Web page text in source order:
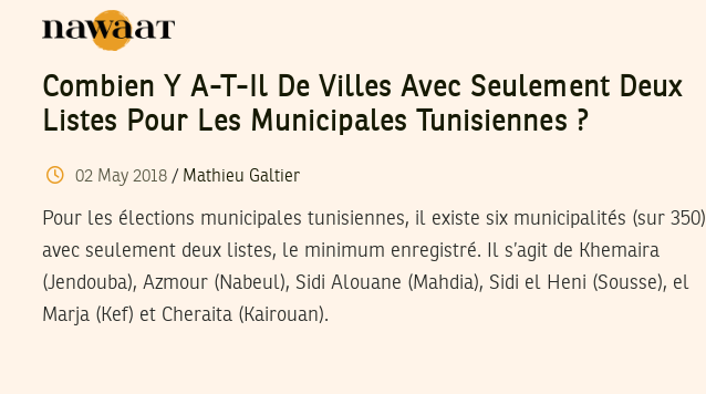
Combien Y A-T-Il De Villes Avec Seulement Deux
Listes Pour Les Municipales Tunisiennes ?
02 May 2018/ Mathieu Galtier
Pour les élections municipales tunisiennes, il existe six municipalités (sur 350)
avec seulement deux listes, le minimum enregistré. Il s’agit de Khemaira
(Jendouba), Azmour (Nabeul), Sidi Alouane (Mahdia), Sidi el Heni (Sousse), el
Marja (Kef) et Cheraita (Kairouan).